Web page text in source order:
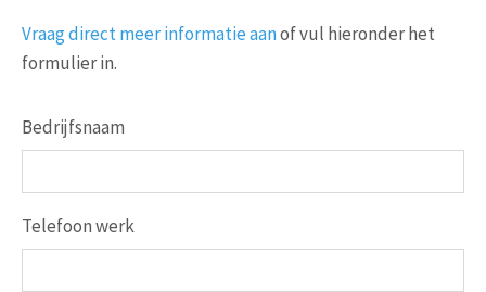
Vraag direct meer informatie aanof vul hieronder het
formulier in.
Bedrijfsnaam
Telefoon werk